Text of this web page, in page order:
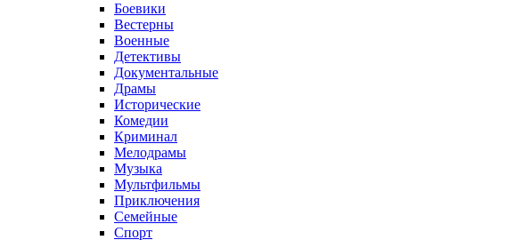
Боевики
Вестерны
Военные
Детективы
Документальные
Драмы
Исторические
Комедии
Криминал
Мелодрамы
Музыка
Мультфильмы
Приключения
Семейные
Спорт